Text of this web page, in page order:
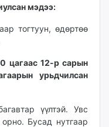
мэдээ:
тогтуун, өдөртөө
цагаас 12-р сарын
урьдчилсан
үүлтэй. Увс
Бусад нутгаар